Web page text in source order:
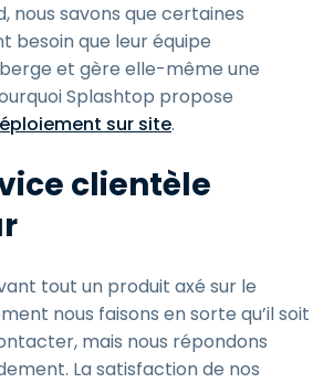
nous savons que certaines
besoin que leur équipe
et gère elle-même une
Splashtop propose
sur site.
clientèle
tout un produit axé sur le
nous faisons en sorte qu’il soit
mais nous répondons
La satisfaction de nos